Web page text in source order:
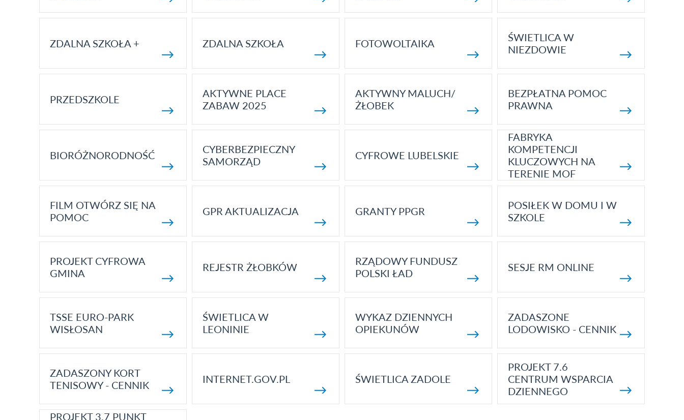
ZDALNA SZKOŁA + ZDALNA SZKOŁA FOTOWOLTAIKA
ŚWIETLICA W
NIEZDOWIE
PRZEDSZKOLE
AKTYWNE PLACE
ZABAW 2025
AKTYWNY MALUCH/
ŻŁOBEK
BEZPŁATNA POMOC
PRAWNA
BIORÓŻNORODNOŚĆ
CYBERBEZPIECZNY
SAMORZĄD
CYFROWE LUBELSKIE
FABRYKA
KOMPETENCJI
KLUCZOWYCH NA
TERENIE MOF
FILM OTWÓRZ SIĘ NA
POMOC
GPR AKTUALIZACJA GRANTY PPGR
POSIŁEK W DOMU I W
SZKOLE
PROJEKT CYFROWA
GMINA
REJESTR ŻŁOBKÓW
RZĄDOWY FUNDUSZ
POLSKI ŁAD
SESJE RM ONLINE
TSSE EURO-PARK
WISŁOSAN
ŚWIETLICA W
LEONINIE
WYKAZ DZIENNYCH
OPIEKUNÓW
ZADASZONE
LODOWISKO - CENNIK
ZADASZONY KORT
TENISOWY - CENNIK
INTERNET.GOV.PL ŚWIETLICA ZADOLE
PROJEKT 7.6
CENTRUM WSPARCIA
DZIENNEGO
PROJEKT 3.7 PUNKT